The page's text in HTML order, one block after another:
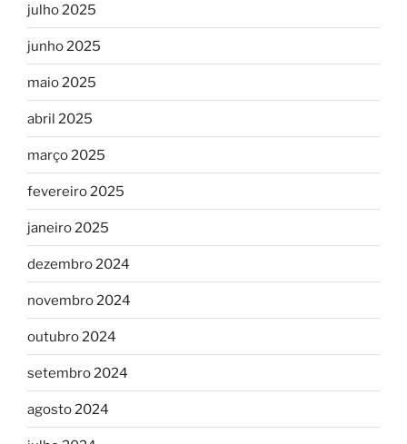
julho 2025
junho 2025
maio 2025
abril 2025
março 2025
fevereiro 2025
janeiro 2025
dezembro 2024
novembro 2024
outubro 2024
setembro 2024
agosto 2024